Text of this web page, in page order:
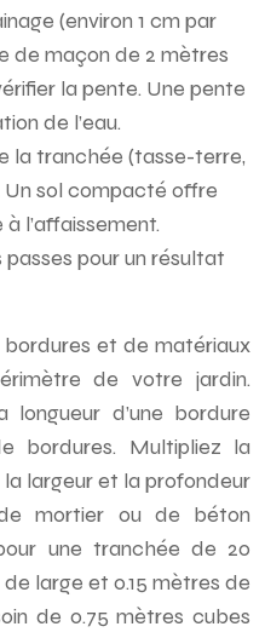
(environ 1 cm par
de maçon de 2 mètres
la pente. Une pente
de l’eau.
la tranchée (tasse-terre,
sol compacté offre
l’affaissement.
pour un résultat
et de matériaux
de votre jardin.
d’une bordure
bordures. Multipliez la
largeur et la profondeur
mortier ou de béton
une tranchée de 20
large et 0.15 mètres de
de 0.75 mètres cubes